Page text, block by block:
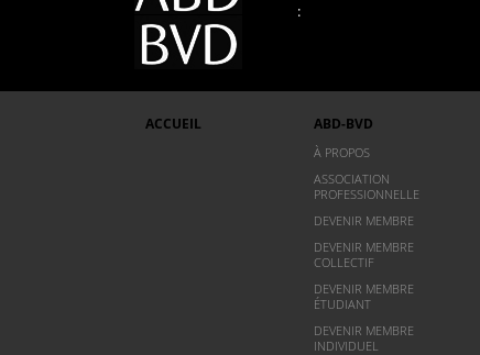
:
ACCUEIL ABD-BVD
À PROPOS
ASSOCIATION
PROFESSIONNELLE
DEVENIR MEMBRE
DEVENIR MEMBRE
COLLECTIF
DEVENIR MEMBRE
ÉTUDIANT
DEVENIR MEMBRE
INDIVIDUEL